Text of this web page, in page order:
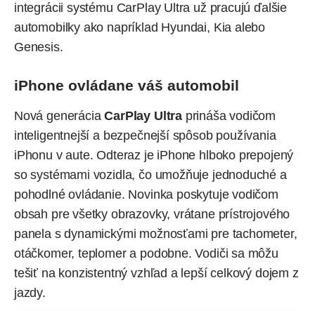
integrácii systému CarPlay Ultra už pracujú ďalšie
automobilky ako napríklad Hyundai, Kia alebo
Genesis.
iPhone ovládane váš automobil
Nová generáciaCarPlay Ultraprináša vodičom
inteligentnejší a bezpečnejší spôsob používania
iPhonu v aute. Odteraz je iPhone hlboko prepojený
so systémami vozidla, čo umožňuje jednoduché a
pohodlné ovládanie. Novinka poskytuje vodičom
obsah pre všetky obrazovky, vrátane prístrojového
panela s dynamickými možnosťami pre tachometer,
otáčkomer, teplomer a podobne. Vodiči sa môžu
tešiť na konzistentný vzhľad a lepší celkový dojem z
jazdy.